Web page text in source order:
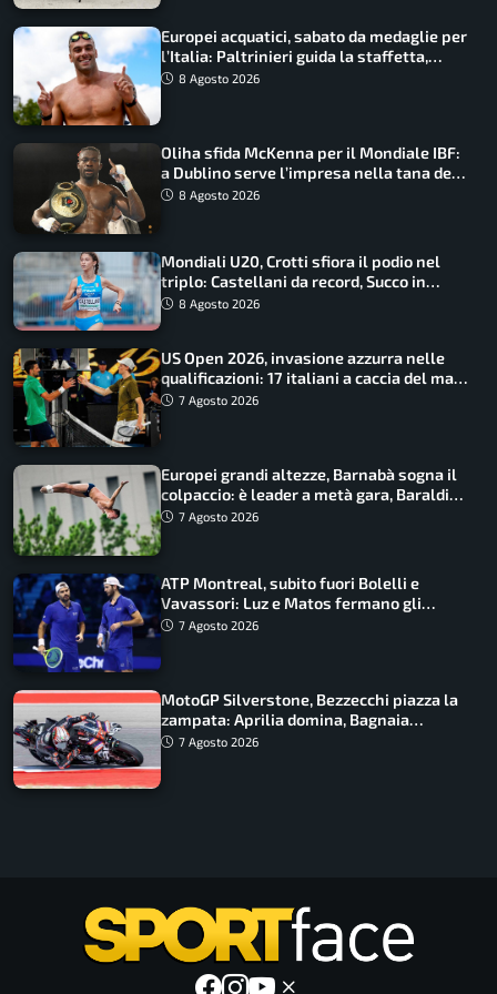
Europei acquatici, sabato da medaglie per
l’Italia: Paltrinieri guida la staffetta,
Barnabà sogna l’oro dalle grandi altezze
8 Agosto 2026
Oliha sfida McKenna per il Mondiale IBF:
a Dublino serve l’impresa nella tana del
lupo8 Agosto 2026
Mondiali U20, Crotti sfiora il podio nel
triplo: Castellani da record, Succo in
finale
8 Agosto 2026
US Open 2026, invasione azzurra nelle
qualificazioni: 17 italiani a caccia del main
draw7 Agosto 2026
Europei grandi altezze, Barnabà sogna il
colpaccio: è leader a metà gara, Baraldi
ancora in corsa
7 Agosto 2026
ATP Montreal, subito fuori Bolelli e
Vavassori: Luz e Matos fermano gli
azzurri
7 Agosto 2026
MotoGP Silverstone, Bezzecchi piazza la
zampata: Aprilia domina, Bagnaia
costretto al Q1
7 Agosto 2026